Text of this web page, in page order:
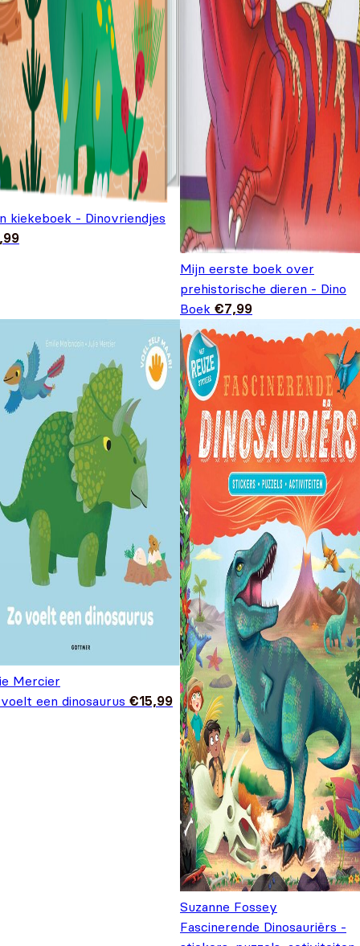
kiekeboek - Dinovriendjes
Mijn eerste boek over
prehistorische dieren - Dino
Boek €7,99
Mercier
een dinosaurus €15,99
Suzanne Fossey
Fascinerende Dinosauriërs -